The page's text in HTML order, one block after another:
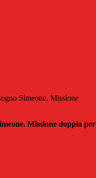
Simeone. Missione
Missione doppia per